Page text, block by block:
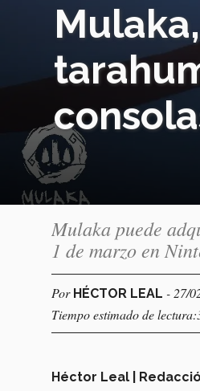
Mulaka puede
1 de marzo en
Por HÉCTOR LEAL - 27/
Tiempo estimado de
Héctor Leal |